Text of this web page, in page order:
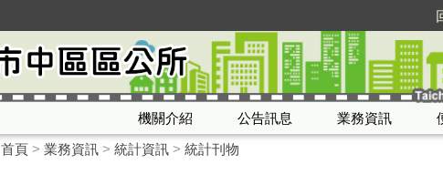
機關介紹 公告訊息 業務資訊
首頁> 業務資訊> 統計資訊> 統計刊物